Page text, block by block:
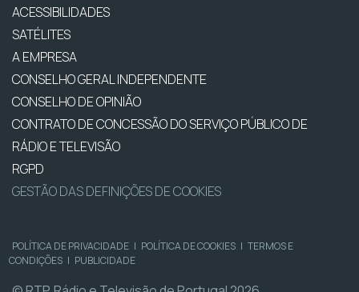
ACESSIBILIDADES
SATÉLITES
A EMPRESA
CONSELHO GERAL INDEPENDENTE
CONSELHO DE OPINIÃO
CONTRATO DE CONCESSÃO DO SERVIÇO PÚBLICO DE
RÁDIO E TELEVISÃO
RGPD
GESTÃO DAS DEFINIÇÕES DE COOKIES
POLÍTICA DE PRIVACIDADE | POLÍTICA DE COOKIES | TERMOS E
CONDIÇÕES | PUBLICIDADE